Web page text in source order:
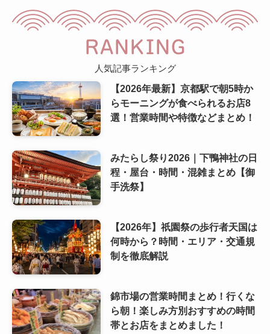
RANKING
人気記事ランキング
【2026年最新】京都駅で朝5時か
らモーニングが食べられるお店8
選！営業時間や特徴などまとめ！
みたらし祭り2026｜下鴨神社の日
程・屋台・時間・混雑まとめ【御
手洗祭】
【2026年】祇園祭の歩行者天国は
何時から？時間・エリア・交通規
制を徹底解説
錦市場の営業時間まとめ！行くな
ら朝！楽しみ方別おすすめの時間
帯とお店をまとめました！